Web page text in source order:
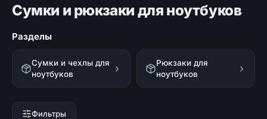
Сумки и рюкзаки для ноутбуков
Разделы
Сумки и чехлы для
ноутбуков
Рюкзаки для
ноутбуков
Фильтры